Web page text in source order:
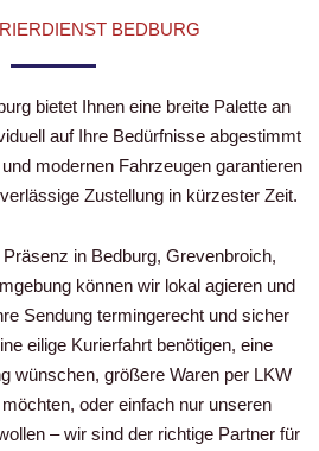
BEDBURG
bietet Ihnen eine breite Palette an
auf Ihre Bedürfnisse abgestimmt
modernen Fahrzeugen garantieren
Zustellung in kürzester Zeit.
in Bedburg, Grevenbroich,
können wir lokal agieren und
Sendung termingerecht und sicher
eilige Kurierfahrt benötigen, eine
wünschen, größere Waren per LKW
oder einfach nur unseren
– wir sind der richtige Partner für